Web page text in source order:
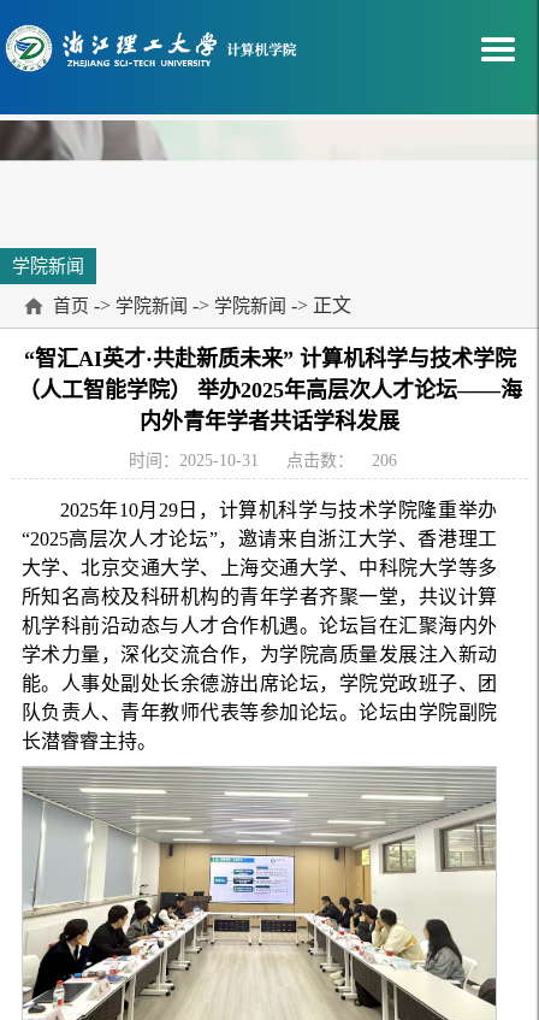
学院新闻
首页 -> 学院新闻 -> 学院新闻 -> 正文
“智汇AI英才·共赴新质未来” 计算机科学与技术学院
（人工智能学院） 举办2025年高层次人才论坛——海
内外青年学者共话学科发展
时间：2025-10-31 点击数： 206
2025年10月29日，计算机科学与技术学院隆重举办
“2025高层次人才论坛”，邀请来自浙江大学、香港理工
大学、北京交通大学、上海交通大学、中科院大学等多
所知名高校及科研机构的青年学者齐聚一堂，共议计算
机学科前沿动态与人才合作机遇。论坛旨在汇聚海内外
学术力量，深化交流合作，为学院高质量发展注入新动
能。人事处副处长余德游出席论坛，学院党政班子、团
队负责人、青年教师代表等参加论坛。论坛由学院副院
长潜睿睿主持。